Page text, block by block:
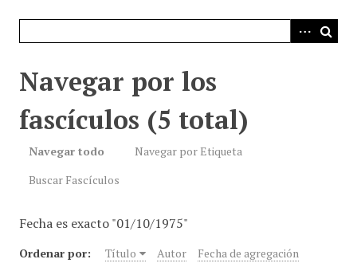
Navegar por los
fascículos (5 total)
Navegar todo
Navegar por Etiqueta
Buscar Fascículos
Fecha es exacto "01/10/1975"
Ordenar por: Título Autor Fecha de agregación